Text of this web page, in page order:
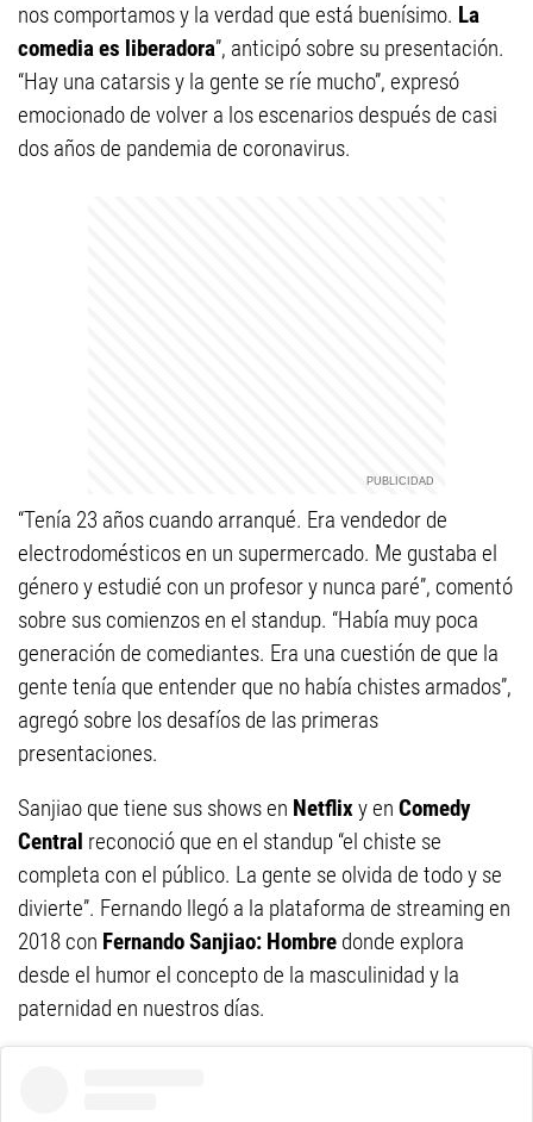
nos comportamos y la verdad que está buenísimo. La
comedia es liberadora”, anticipó sobre su presentación.
“Hay una catarsis y la gente se ríe mucho”, expresó
emocionado de volver a los escenarios después de casi
dos años de pandemia de coronavirus.
“Tenía 23 años cuando arranqué. Era vendedor de
electrodomésticos en un supermercado. Me gustaba el
género y estudié con un profesor y nunca paré”, comentó
sobre sus comienzos en el standup. “Había muy poca
generación de comediantes. Era una cuestión de que la
gente tenía que entender que no había chistes armados”,
agregó sobre los desafíos de las primeras
presentaciones.
Sanjiao que tiene sus shows en Netflixy en Comedy
Central reconoció que en el standup “el chiste se
completa con el público. La gente se olvida de todo y se
divierte”. Fernando llegó a la plataforma de streaming en
2018 con Fernando Sanjiao: Hombre donde explora
desde el humor el concepto de la masculinidad y la
paternidad en nuestros días.